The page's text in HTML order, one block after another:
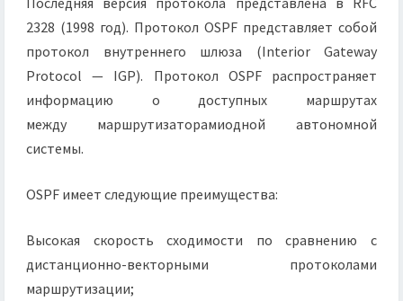
2328 (1998 год). Протокол OSPF представляет собой
протокол внутреннего шлюза (Interior Gateway
Protocol — IGP). Протокол OSPF распространяет
информацию о доступных маршрутах
между маршрутизаторамиодной автономной
системы.
OSPF имеет следующие преимущества:
Высокая скорость сходимости по сравнению с
дистанционно-векторными протоколами
маршрутизации;